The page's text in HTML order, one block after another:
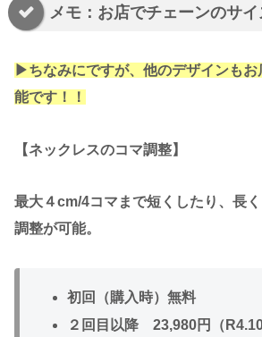
メモ：お店でチェーンのサ
▶︎ちなみにですが、他のデザインも
能です！！
【ネックレスのコマ調整】
最大４cm/4コマまで短くしたり、長
調整が可能。
初回（購入時）無料
２回目以降 23,980円（R4.10